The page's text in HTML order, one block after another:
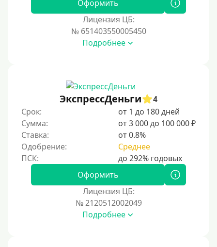
С возможностью частичного погашения
Надежные
Без обмана
Без предоплат
Без электронной почты
С автоматическим одобрением
Без номера телефона
Без платных услуг и подписок
Оформить
Лицензия ЦБ:
№ 651403550005450
Подробнее
ЭкспрессДеньги
4
Срок:
от 1 до 180 дней
Сумма:
от 3 000 до 100 000 ₽
Ставка:
от 0.8%
Одобрение:
Среднее
Оформить
Лицензия ЦБ:
№ 2120512002049
Подробнее